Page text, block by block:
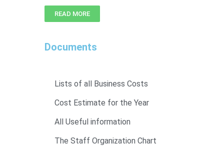
READ MORE
Documents
Lists of all Business Costs
Cost Estimate for the Year
All Useful information
The Staff Organization Chart